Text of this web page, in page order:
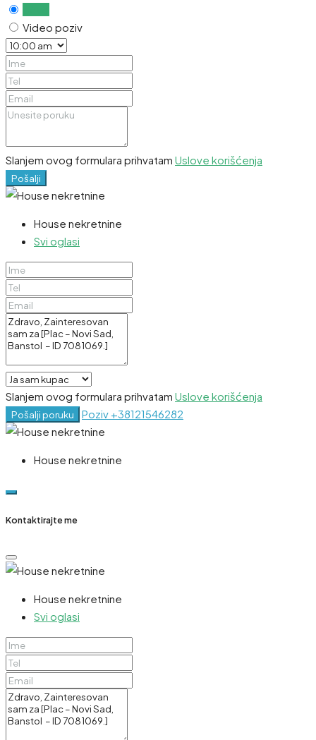
Video poziv
Slanjem ovog formulara prihvatam Uslove korišćenja
Pošalji
House nekretnine
Svi oglasi
Slanjem ovog formulara prihvatam Uslove korišćenja
Pošalji poruku Poziv +38121546282
House nekretnine
Kontaktirajte me
House nekretnine
Svi oglasi